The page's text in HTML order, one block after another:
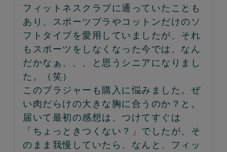
フィットネスクラブに通っていたことも
あり、スポーツブラやコットンだけのソ
フトタイプを愛用していましたが、それ
もスポーツをしなくなった今では、なん
だかなぁ、、、と思うシニアになりまし
た。（笑）
このブラジャーも購入に悩みました。ぜ
い肉だらけの大きな胸に合うのか？と。
届いて最初の感想は、つけてすぐは
「ちょっときつくない？」でしたが、そ
のまま我慢していたら、なんと、フィッ